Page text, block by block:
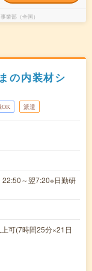
業部（全国）
の内装材シ
OK 派遣
～翌7:20※日勤研
可(7時間25分×21日